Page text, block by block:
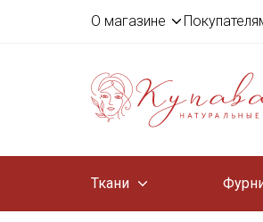
О магазине
Ткани